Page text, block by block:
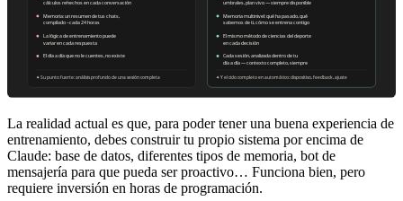
La realidad actual es que, para poder tener una buena experiencia de
entrenamiento, debes construir tu propio sistema por encima de
Claude: base de datos, diferentes tipos de memoria, bot de
mensajería para que pueda ser proactivo… Funciona bien, pero
requiere inversión en horas de programación.